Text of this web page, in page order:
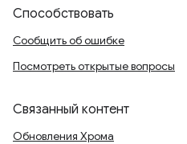
Способствовать
Сообщить об ошибке
Посмотреть открытые вопросы
Связанный контент
Обновления Хрома